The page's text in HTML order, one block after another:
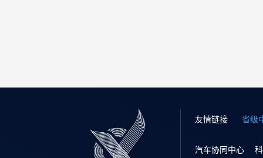
友情链接 省级
汽车协同中心